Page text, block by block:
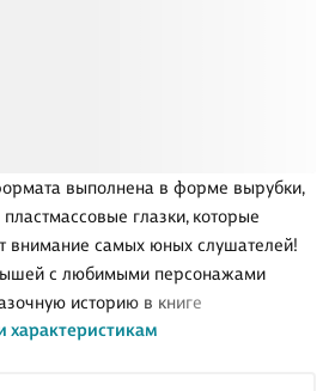
выполнена в форме вырубки,
глазки, которые
внимание самых юных слушателей!
с любимыми персонажами
историю в книге
иллюстрации. Они
характеристикам